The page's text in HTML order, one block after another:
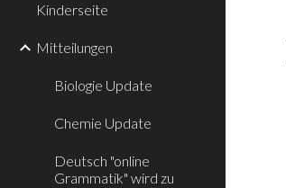
Kinderseite
Mitteilungen
Biologie Update
Chemie Update
Deutsch "online
Grammatik" wird zu